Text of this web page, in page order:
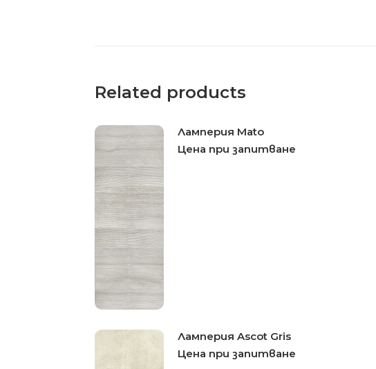
Related products
Ламперия Mato
Цена при запитване
Ламперия Ascot Gris
Цена при запитване